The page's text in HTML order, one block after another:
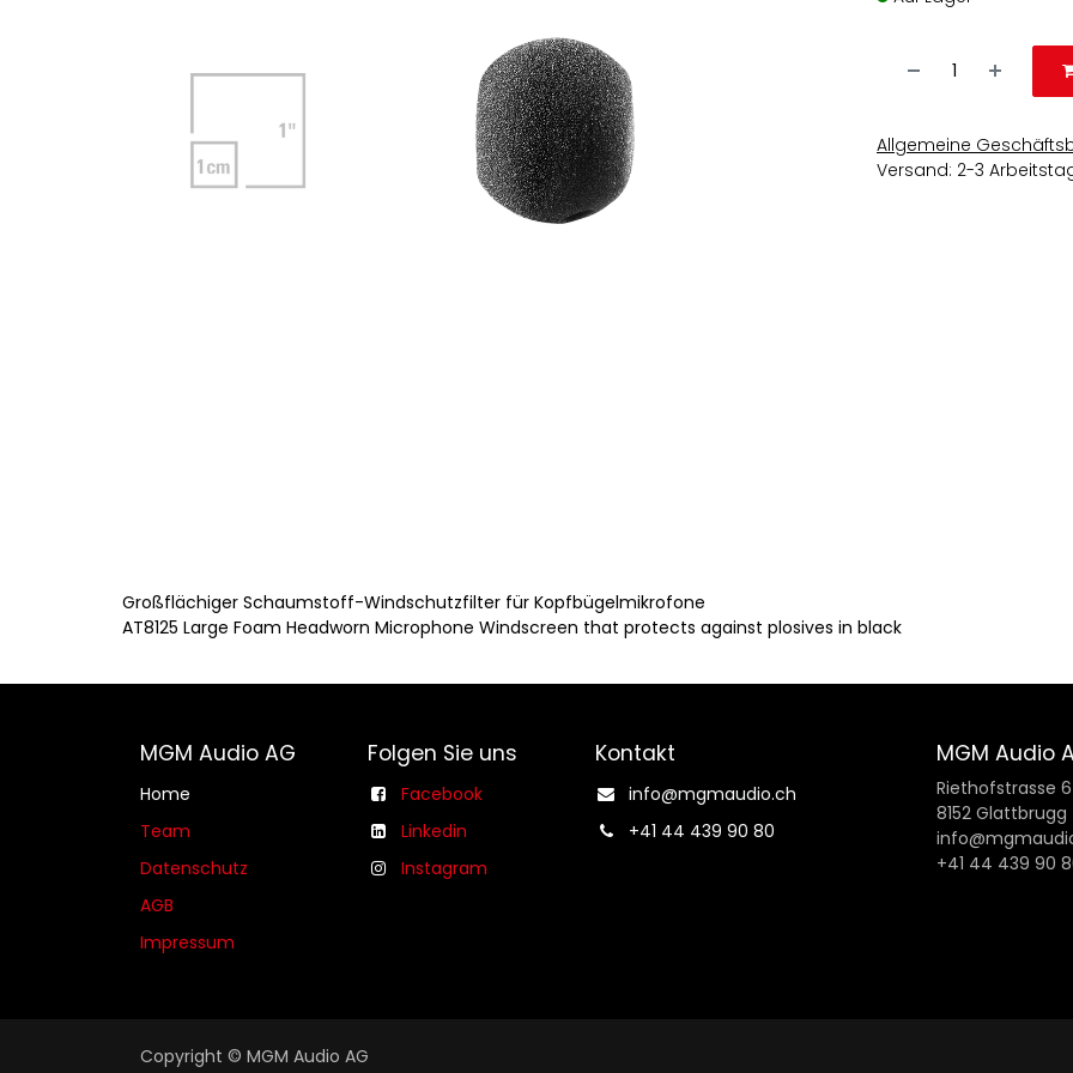
Allgemeine
Versand: 2-3
Großflächiger Schaumstoff-Windschutzfilter für Kopfbügelmikrofone
AT8125 Large Foam Headworn Microphone Windscreen that protects against plosives in black
MGM Audio AG
Home
Team
Datenschutz
AGB​​
Impressum
Folgen Sie uns
Facebook
Linkedin
Instagram
Kontakt
info@mgmaudio.ch​
+41 44 439 90 80
MGM Audio
Riethofstrasse 6
8152 Glattbrugg
+41 44 439 90
Copyright © MGM Audio AG